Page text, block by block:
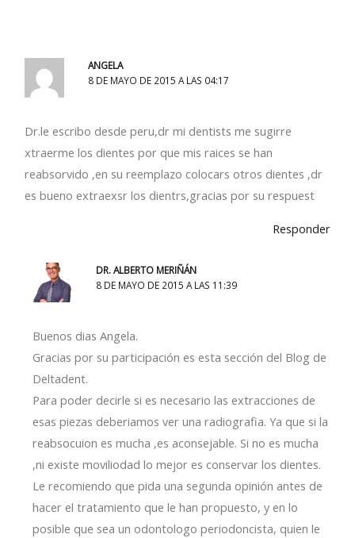
ANGELA
8 DE MAYO DE 2015 A LAS 04:17
Dr.le escribo desde peru,dr mi dentists me sugirre
xtraerme los dientes por que mis raices se han
reabsorvido ,en su reemplazo colocars otros dientes ,dr
es bueno extraexsr los dientrs,gracias por su respuest
Responder
DR. ALBERTO MERIÑÁN
8 DE MAYO DE 2015 A LAS 11:39
Buenos dias Angela.
Gracias por su participación es esta sección del Blog de
Deltadent.
Para poder decirle si es necesario las extracciones de
esas piezas deberiamos ver una radiografia. Ya que si la
reabsocuion es mucha ,es aconsejable. Si no es mucha
,ni existe moviliodad lo mejor es conservar los dientes.
Le recomiendo que pida una segunda opinión antes de
hacer el tratamiento que le han propuesto, y en lo
posible que sea un odontologo periodoncista, quien le